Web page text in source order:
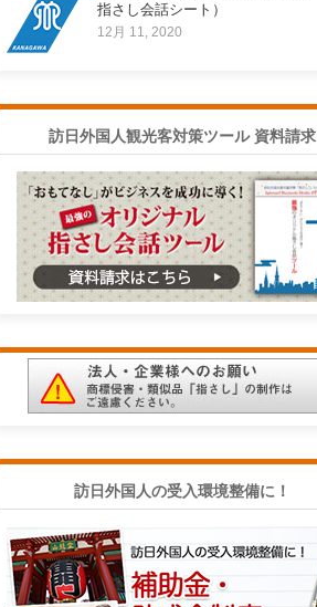
指さし会話シート）
12月 11, 2020
訪日外国人観光客対策ツール 資料請求
訪日外国人の受入環境整備に！